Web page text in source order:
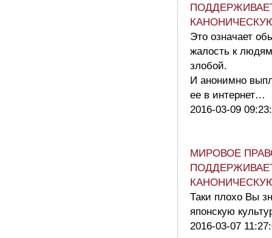
Это означает
жалость к
злобой.
И анонимно
ее в интернет…
2016-03-09
МИРОВОЕ
Таки плохо Вы
японскую
2016-03-07